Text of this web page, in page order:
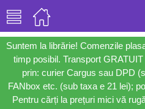
Suntem la librărie! Comenzile
timp posibil. Transport
prin: curier Cargus sau DPD
FANbox etc. (sub taxa e 21 lei);
Pentru cărți la prețuri mici vă